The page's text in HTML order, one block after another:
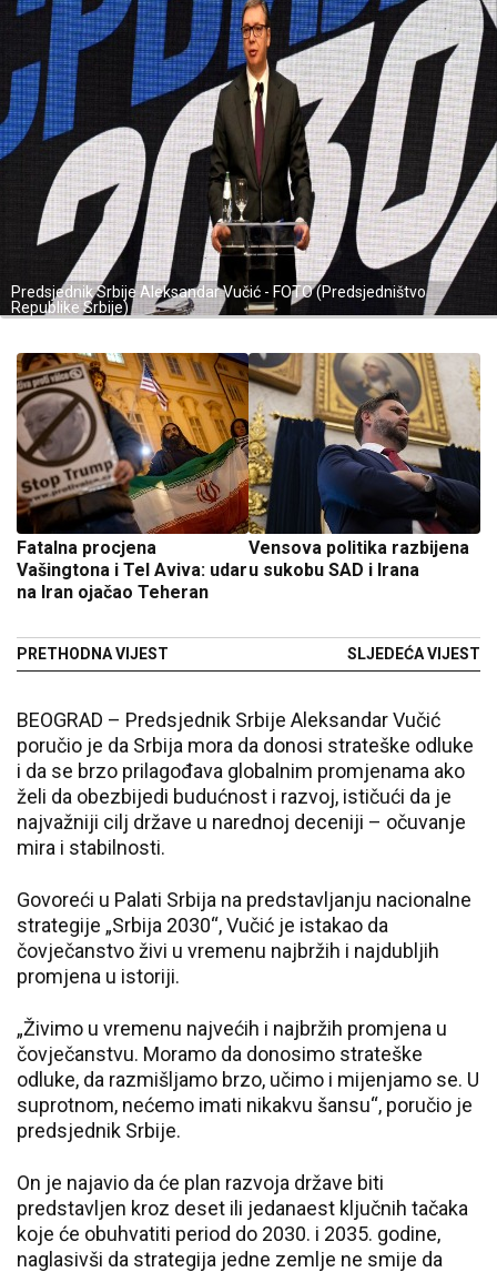
Predsjednik Srbije Aleksandar Vučić - FOTO (Predsjedništvo
Republike Srbije)
Fatalna procjena
Vašingtona i Tel Aviva: udar
na Iran ojačao Teheran
PRETHODNA VIJEST
Vensova politika razbijena
u sukobu SAD i Irana
SLJEDEĆA VIJEST
BEOGRAD – Predsjednik Srbije Aleksandar Vučić
poručio je da Srbija mora da donosi strateške odluke
i da se brzo prilagođava globalnim promjenama ako
želi da obezbijedi budućnost i razvoj, ističući da je
najvažniji cilj države u narednoj deceniji – očuvanje
mira i stabilnosti.
Govoreći u Palati Srbija na predstavljanju nacionalne
strategije „Srbija 2030“, Vučić je istakao da
čovječanstvo živi u vremenu najbržih i najdubljih
promjena u istoriji.
„Živimo u vremenu najvećih i najbržih promjena u
čovječanstvu. Moramo da donosimo strateške
odluke, da razmišljamo brzo, učimo i mijenjamo se. U
suprotnom, nećemo imati nikakvu šansu“, poručio je
predsjednik Srbije.
On je najavio da će plan razvoja države biti
predstavljen kroz deset ili jedanaest ključnih tačaka
koje će obuhvatiti period do 2030. i 2035. godine,
naglasivši da strategija jedne zemlje ne smije da